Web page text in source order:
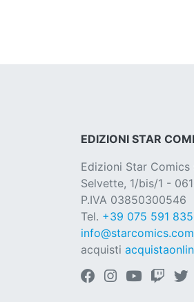
EDIZIONI STAR
Edizioni Star Comics
Selvette, 1/bis/1 -
P.IVA 03850300546
Tel. +39 075 591
info@starcomics.com
acquisti